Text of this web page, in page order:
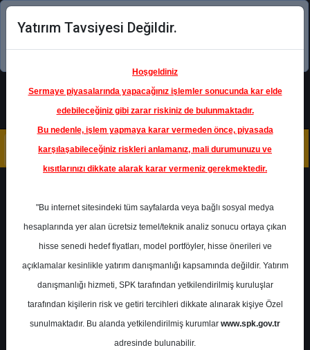
Şimdi uygulamayı indirin!
VAKBN- TÜRKİYE VAKIFLAR
BANKASI T.A.O.
Hedef Fiyat 14.20 ₺
Getiri
%0.00
Yatırım Tavsiyesi Değildir.
Hoşgeldiniz
Sermaye piyasalarında yapacağınız işlemler sonucunda kar elde
edebileceğiniz gibi zarar riskiniz de bulunmaktadır.
Bu nedenle, işlem yapmaya karar vermeden önce, piyasada
karşılaşabileceğiniz riskleri anlamanız, mali durumunuzu ve
kısıtlarınızı dikkate alarak karar vermeniz gerekmektedir.
"Bu internet sitesindeki tüm sayfalarda veya bağlı sosyal medya
hesaplarında yer alan ücretsiz temel/teknik analiz sonucu ortaya çıkan
hisse senedi hedef fiyatları, model portföyler, hisse önerileri ve
açıklamalar kesinlikle yatırım danışmanlığı kapsamında değildir. Yatırım
danışmanlığı hizmeti, SPK tarafından yetkilendirilmiş kuruluşlar
tarafından kişilerin risk ve getiri tercihleri dikkate alınarak kişiye Özel
sunulmaktadır. Bu alanda yetkilendirilmiş kurumlar www.spk.gov.tr
adresinde bulunabilir.